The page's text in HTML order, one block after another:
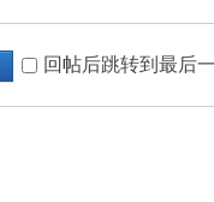
回帖后跳转到最后